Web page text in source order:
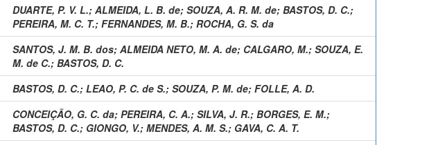
DUARTE, P. V. L.; ALMEIDA, L. B. de; SOUZA, A. R. M. de; BASTOS, D. C.;
PEREIRA, M. C. T.; FERNANDES, M. B.; ROCHA, G. S. da
SANTOS, J. M. B. dos; ALMEIDA NETO, M. A. de; CALGARO, M.; SOUZA, E.
M. de C.; BASTOS, D. C.
BASTOS, D. C.; LEAO, P. C. de S.; SOUZA, P. M. de; FOLLE, A. D.
CONCEIÇÃO, G. C. da; PEREIRA, C. A.; SILVA, J. R.; BORGES, E. M.;
BASTOS, D. C.; GIONGO, V.; MENDES, A. M. S.; GAVA, C. A. T.